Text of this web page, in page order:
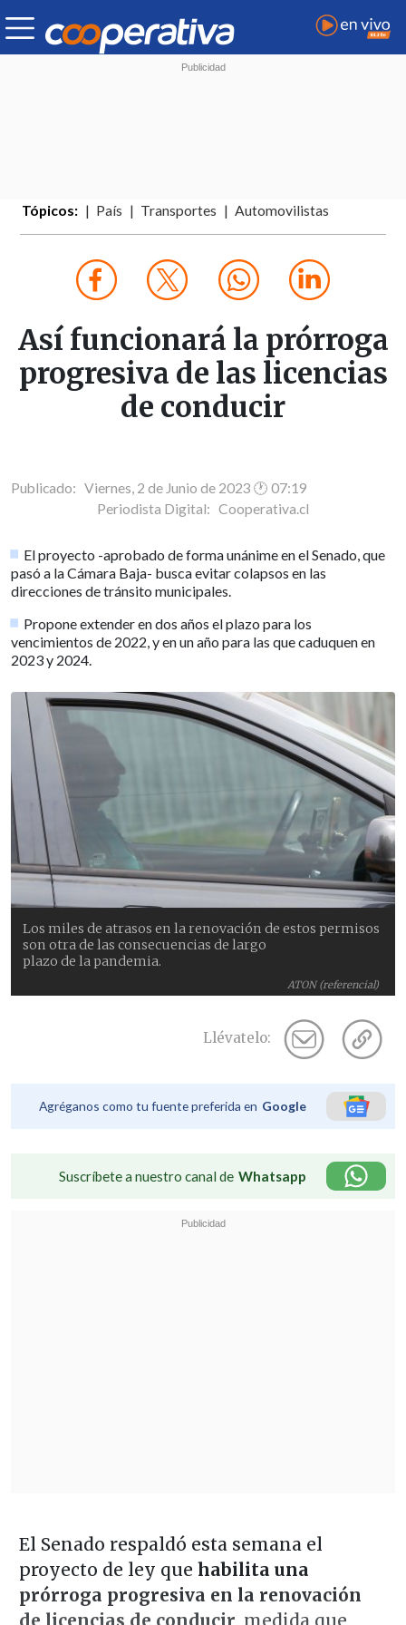
Tópicos: País Transportes Automovilistas
Así funcionará la prórroga
progresiva de las licencias
de conducir
Publicado: Viernes, 2 de Junio de 2023 🕐 07:19
Periodista Digital: Cooperativa.cl
El proyecto -aprobado de forma unánime en el Senado, que
pasó a la Cámara Baja- busca evitar colapsos en las
direcciones de tránsito municipales.
Propone extender en dos años el plazo para los
vencimientos de 2022, y en un año para las que caduquen en
2023 y 2024.
ATON (referencial)
Los miles de atrasos en la renovación de estos permisos
son otra de las consecuencias de largo
plazo de la pandemia.
Llévatelo:
Agréganos como tu fuente preferida en Google
Suscríbete a nuestro canal de Whatsapp
El Senado respaldó esta semana el
proyecto de ley que habilita una
prórroga progresiva en la renovación
de licencias de conducir , medida que